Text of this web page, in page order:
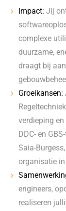
Impact: Jij
complexe
duurzame,
draagt bij
Groeikansen:
verdieping
DDC- en
Saia-
organisatie
engineers,
realiseren